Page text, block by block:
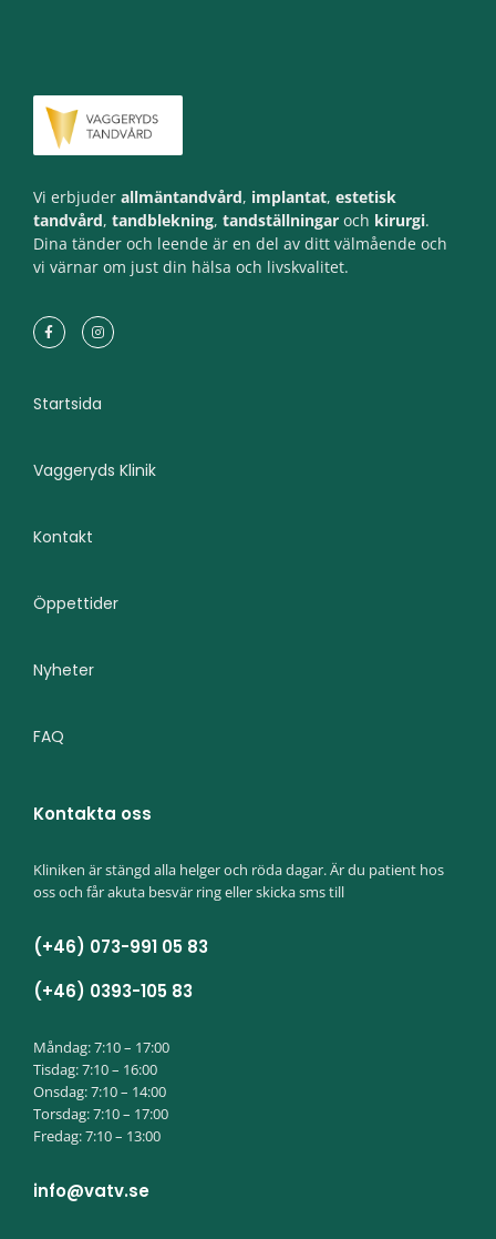
Vi erbjuder allmäntandvård, implantat, estetisk
tandvård, tandblekning, tandställningar och kirurgi.
Dina tänder och leende är en del av ditt välmående och
vi värnar om just din hälsa och livskvalitet.
Startsida
Vaggeryds Klinik
Kontakt
Öppettider
Nyheter
FAQ
Kontakta oss
Kliniken är stängd alla helger och röda dagar. Är du patient hos
oss och får akuta besvär ring eller skicka sms till
(+46) 073-991 05 83
(+46) 0393-105 83
Måndag: 7:10 – 17:00
Tisdag: 7:10 – 16:00
Onsdag: 7:10 – 14:00
Torsdag: 7:10 – 17:00
Fredag: 7:10 – 13:00
info@vatv.se